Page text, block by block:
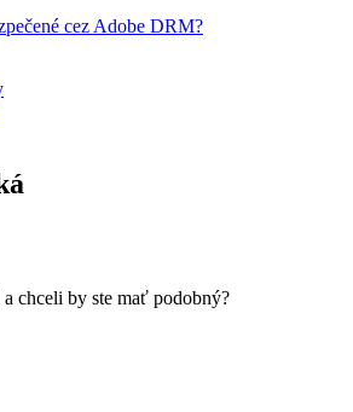
cez Adobe DRM?
chceli by ste mať podobný?